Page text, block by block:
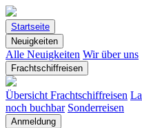
Startseite
Neuigkeiten
Alle Neuigkeiten Wir über uns
Frachtschiffreisen
Übersicht Frachtschiffreisen
noch buchbar Sonderreisen
Anmeldung